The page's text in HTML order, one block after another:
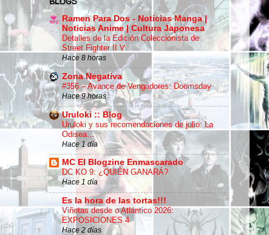
Ramen Para Dos - Noticias Manga |
Noticias Anime | Cultura Japonesa
Detalles de la Edición Coleccionista de
Street Fighter II V
Hace 8 horas
Zona Negativa
#356 – Avance de Vengadores: Doomsday
Hace 9 horas
Uruloki :: Blog
Uruloki y sus recomendaciones de julio: La
Odisea…
Hace 1 día
MC El Blogzine Enmascarado
DC KO 9: ¿QUIÉN GANARÁ?
Hace 1 día
Es la hora de las tortas!!!
Viñetas desde o Atlántico 2026:
EXPOSICIONES 4
Hace 2 días